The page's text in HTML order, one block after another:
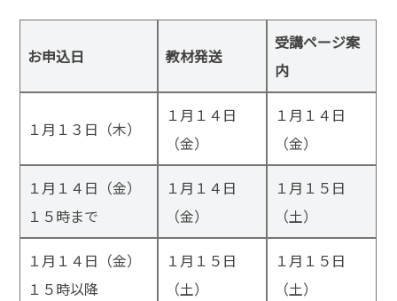
お申込日 教材発送
受講ページ案
内
１月１３日（木）
１月１４日
（金）
１月１４日
（金）
１月１４日（金）
１５時まで
１月１４日
（金）
１月１５日
（土）
１月１４日（金）
１５時以降
１月１５日
（土）
１月１５日
（土）